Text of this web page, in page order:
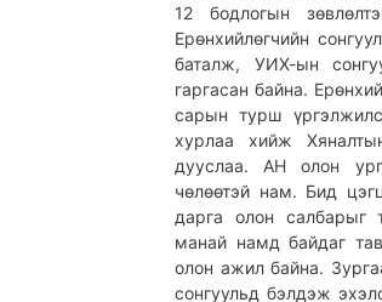
12 бодлогын
Ерөнхийлөгчийн
баталж, УИХ-ын
гаргасан байна.
сарын турш
хурлаа хийж
дууслаа. АН олон
чөлөөтэй нам. Бид
дарга олон салбарыг
манай намд байдаг
олон ажил байна.
сонгуульд бэлдэж